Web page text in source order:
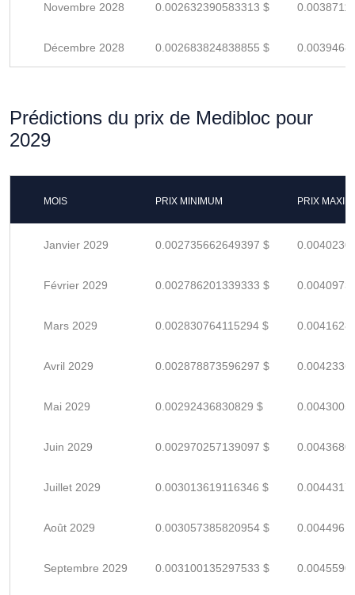
Novembre 2028 0.002632390583313 $
Décembre 2028 0.002683824838855 $
Prédictions du prix de Medibloc pour
2029
MOIS PRIX MINIMUM PRIX
Janvier 2029 0.002735662649397 $
Février 2029 0.002786201339333 $
Mars 2029 0.002830764115294 $
Avril 2029 0.002878873596297 $
Mai 2029 0.00292436830829 $
Juin 2029 0.002970257139097 $
Juillet 2029 0.003013619116346 $
Août 2029 0.003057385820954 $
Septembre 2029 0.003100135297533 $